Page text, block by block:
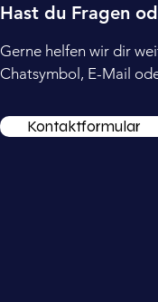
Hast du Fragen
Gerne helfen wir dir
Chatsymbol, E-Mail
Kontaktformular